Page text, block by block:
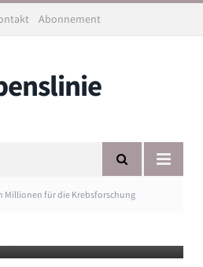
Abonnement
Millionen für die Krebsforschung
soll talentierte
bringen. Das gaben Martin